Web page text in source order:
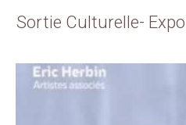
Sortie Culturelle-